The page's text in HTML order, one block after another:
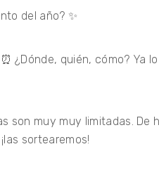
del año? ✨
¿Dónde, quién, cómo? Ya
son muy muy limitadas. De
sortearemos!